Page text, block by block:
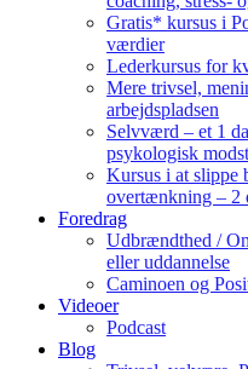
Gratis* kursus i
værdier
Lederkursus for
Mere trivsel,
arbejdspladsen
Selvværd – et 1
psykologisk
Kursus i at slippe
overtænkning – 2
Foredrag
Udbrændthed /
eller uddannelse
Caminoen og
Videoer
Podcast
Blog